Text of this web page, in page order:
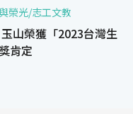
榮光/志工文教
山榮獲「2023台灣生
肯定